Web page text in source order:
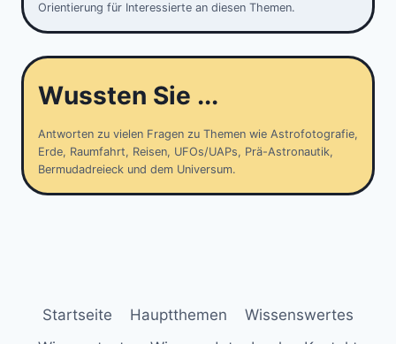
Orientierung für Interessierte an diesen Themen.
Wussten Sie ...
Antworten zu vielen Fragen zu Themen wie Astrofotografie,
Erde, Raumfahrt, Reisen, UFOs/UAPs, Prä-Astronautik,
Bermudadreieck und dem Universum.
Startseite Hauptthemen
Wissenswertes